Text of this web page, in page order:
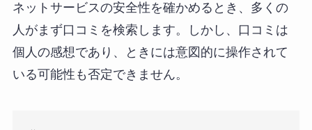
ネットサービスの安全性を確かめるとき、多くの
人がまず口コミを検索します。しかし、口コミは
個人の感想であり、ときには意図的に操作されて
いる可能性も否定できません。